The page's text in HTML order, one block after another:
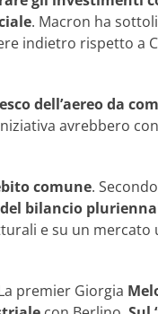
. Macron ha
indietro rispetto a
dell’aereo da
avrebbero
comune.
bilancio
e su un mercato
premier Giorgia